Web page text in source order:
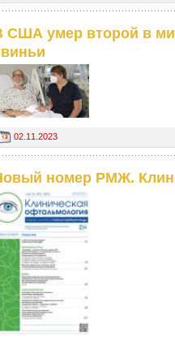
США умер второй в
02.11.2023
номер РМЖ.